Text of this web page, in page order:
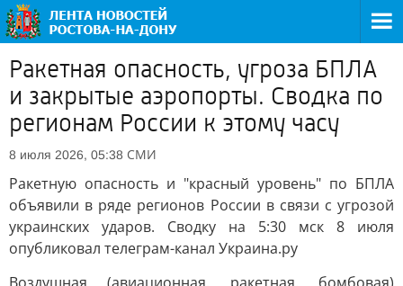
Ракетная опасность, угроза БПЛА
и закрытые аэропорты. Сводка по
регионам России к этому часу
8 июля 2026, 05:38 СМИ
Ракетную опасность и "красный уровень" по БПЛА
объявили в ряде регионов России в связи с угрозой
украинских ударов. Сводку на 5:30 мск 8 июля
опубликовал телеграм-канал Украина.ру